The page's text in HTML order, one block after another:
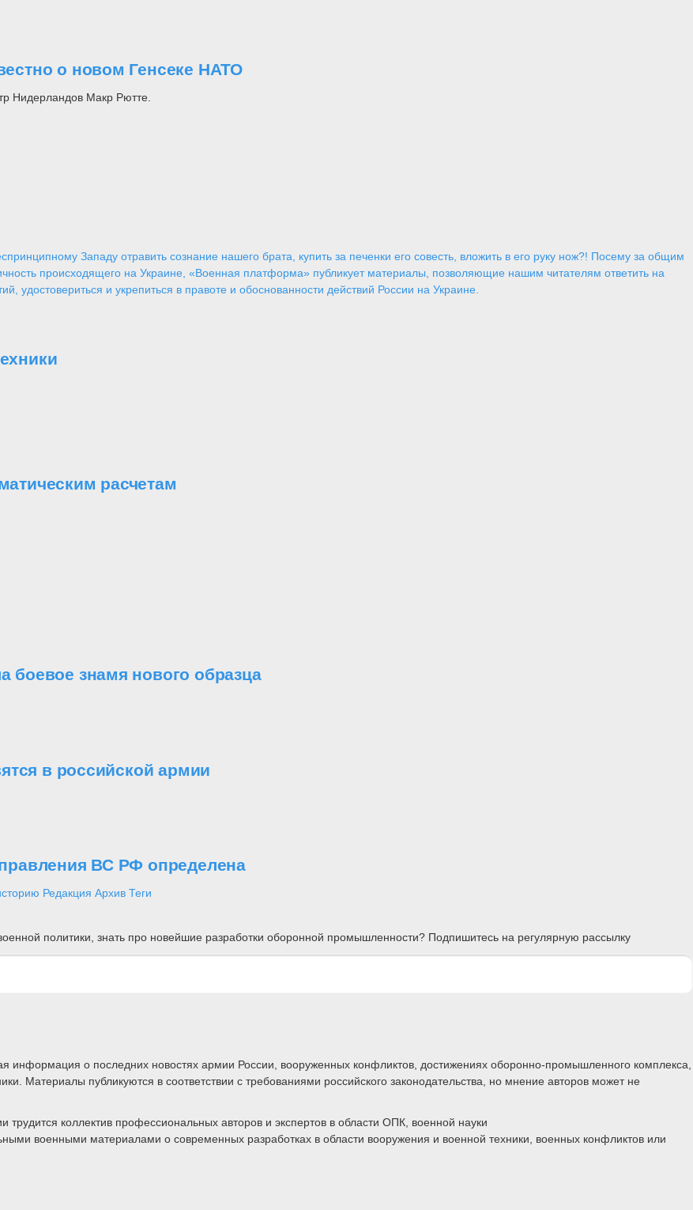
о новом Генсеке НАТО
Нидерландов Макр Рютте.
Западу отравить сознание нашего брата, купить за печенки его совесть, вложить в его руку нож?! Посему за общим
происходящего на Украине, «Военная платформа» публикует материалы, позволяющие нашим читателям ответить на
удостовериться и укрепиться в правоте и обоснованности действий России на Украине.
расчетам
боевое знамя нового образца
в российской армии
ВС РФ определена
Редакция Архив Теги
политики, знать про новейшие разработки оборонной промышленности? Подпишитесь на регулярную рассылку
информация о последних новостях армии России, вооруженных конфликтов, достижениях оборонно-промышленного комплекса,
Материалы публикуются в соответствии с требованиями российского законодательства, но мнение авторов может не
коллектив профессиональных авторов и экспертов в области ОПК, военной науки
военными материалами о современных разработках в области вооружения и военной техники, военных конфликтов или